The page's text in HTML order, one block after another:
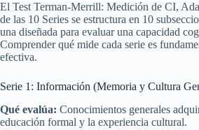
El Test Terman-Merrill: Medición de CI,
de las 10 Series se estructura en 10
una diseñada para evaluar una capacidad
Comprender qué mide cada serie es
efectiva.
Serie 1: Información (Memoria y Cultura
Qué evalúa: Conocimientos generales
educación formal y la experiencia cultural.